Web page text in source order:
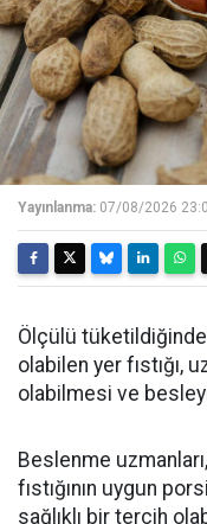
Yayınlanma: 07/08/2026
Ölçülü
olabilen yer fıstığı,
olabilmesi ve
Beslenme
fıstığının uygun
sağlıklı bir tercih